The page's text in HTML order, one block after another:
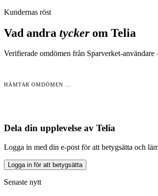
Kundernas röst
Vad andra tyckerom Telia
Verifierade omdömen från Sparverket-
HÄMTAR OMDÖMEN …
Dela din upplevelse av Telia
Logga in med din e-post för att betygsätta och
Logga in för att betygsätta
Senaste nytt